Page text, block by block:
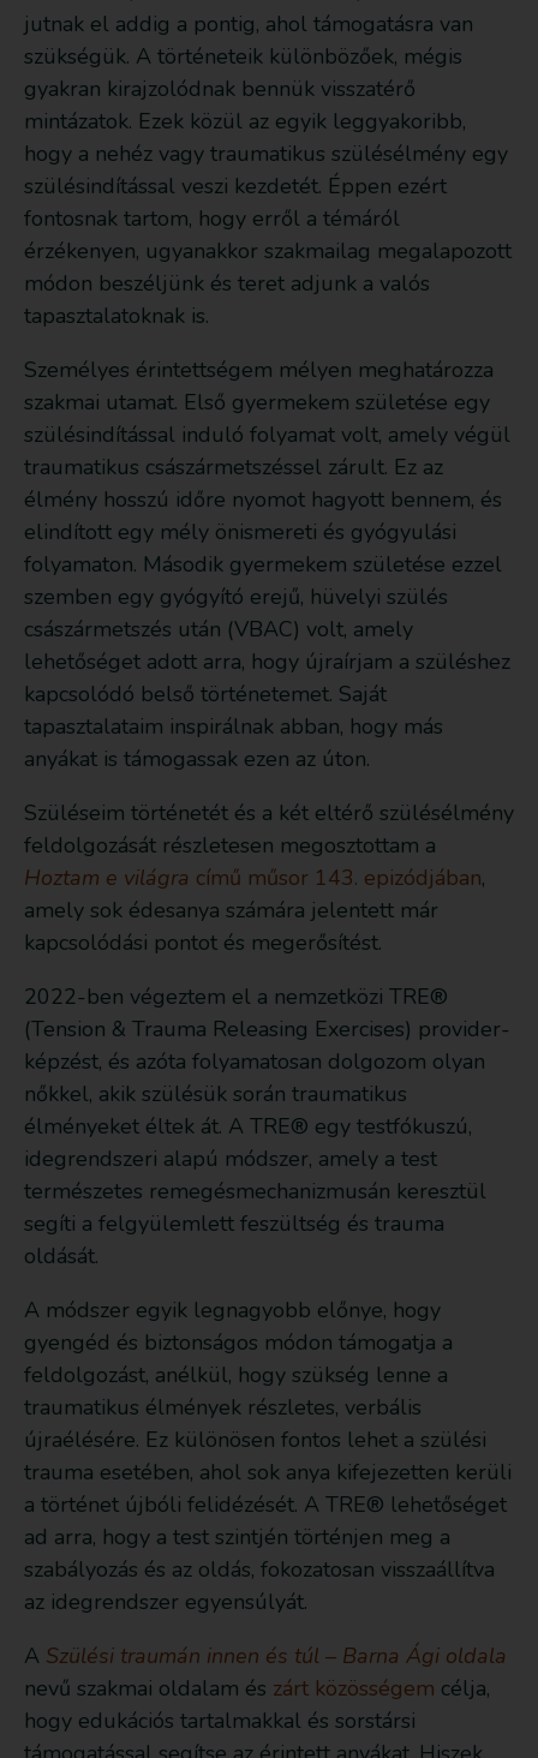
jutnak el addig a pontig, ahol támogatásra van
szükségük. A történeteik különbözőek, mégis
gyakran kirajzolódnak bennük visszatérő
mintázatok. Ezek közül az egyik leggyakoribb,
hogy a nehéz vagy traumatikus szülésélmény egy
szülésindítással veszi kezdetét. Éppen ezért
fontosnak tartom, hogy erről a témáról
érzékenyen, ugyanakkor szakmailag megalapozott
módon beszéljünk és teret adjunk a valós
tapasztalatoknak is.
Személyes érintettségem mélyen meghatározza
szakmai utamat. Első gyermekem születése egy
szülésindítással induló folyamat volt, amely végül
traumatikus császármetszéssel zárult. Ez az
élmény hosszú időre nyomot hagyott bennem, és
elindított egy mély önismereti és gyógyulási
folyamaton. Második gyermekem születése ezzel
szemben egy gyógyító erejű, hüvelyi szülés
császármetszés után (VBAC) volt, amely
lehetőséget adott arra, hogy újraírjam a szüléshez
kapcsolódó belső történetemet. Saját
tapasztalataim inspirálnak abban, hogy más
anyákat is támogassak ezen az úton.
Szüléseim történetét és a két eltérő szülésélmény
feldolgozását részletesen megosztottam a
Hoztam e világra című műsor 143. epizódjában,
amely sok édesanya számára jelentett már
kapcsolódási pontot és megerősítést.
2022-ben végeztem el a nemzetközi TRE®
(Tension & Trauma Releasing Exercises) provider-
képzést, és azóta folyamatosan dolgozom olyan
nőkkel, akik szülésük során traumatikus
élményeket éltek át. A TRE® egy testfókuszú,
idegrendszeri alapú módszer, amely a test
természetes remegésmechanizmusán keresztül
segíti a felgyülemlett feszültség és trauma
oldását.
A módszer egyik legnagyobb előnye, hogy
gyengéd és biztonságos módon támogatja a
feldolgozást, anélkül, hogy szükség lenne a
traumatikus élmények részletes, verbális
újraélésére. Ez különösen fontos lehet a szülési
trauma esetében, ahol sok anya kifejezetten kerüli
a történet újbóli felidézését. A TRE® lehetőséget
ad arra, hogy a test szintjén történjen meg a
szabályozás és az oldás, fokozatosan visszaállítva
az idegrendszer egyensúlyát.
A Szülési traumán innen és túl – Barna Ági oldala
nevű szakmai oldalam és zárt közösségem célja,
hogy edukációs tartalmakkal és sorstársi